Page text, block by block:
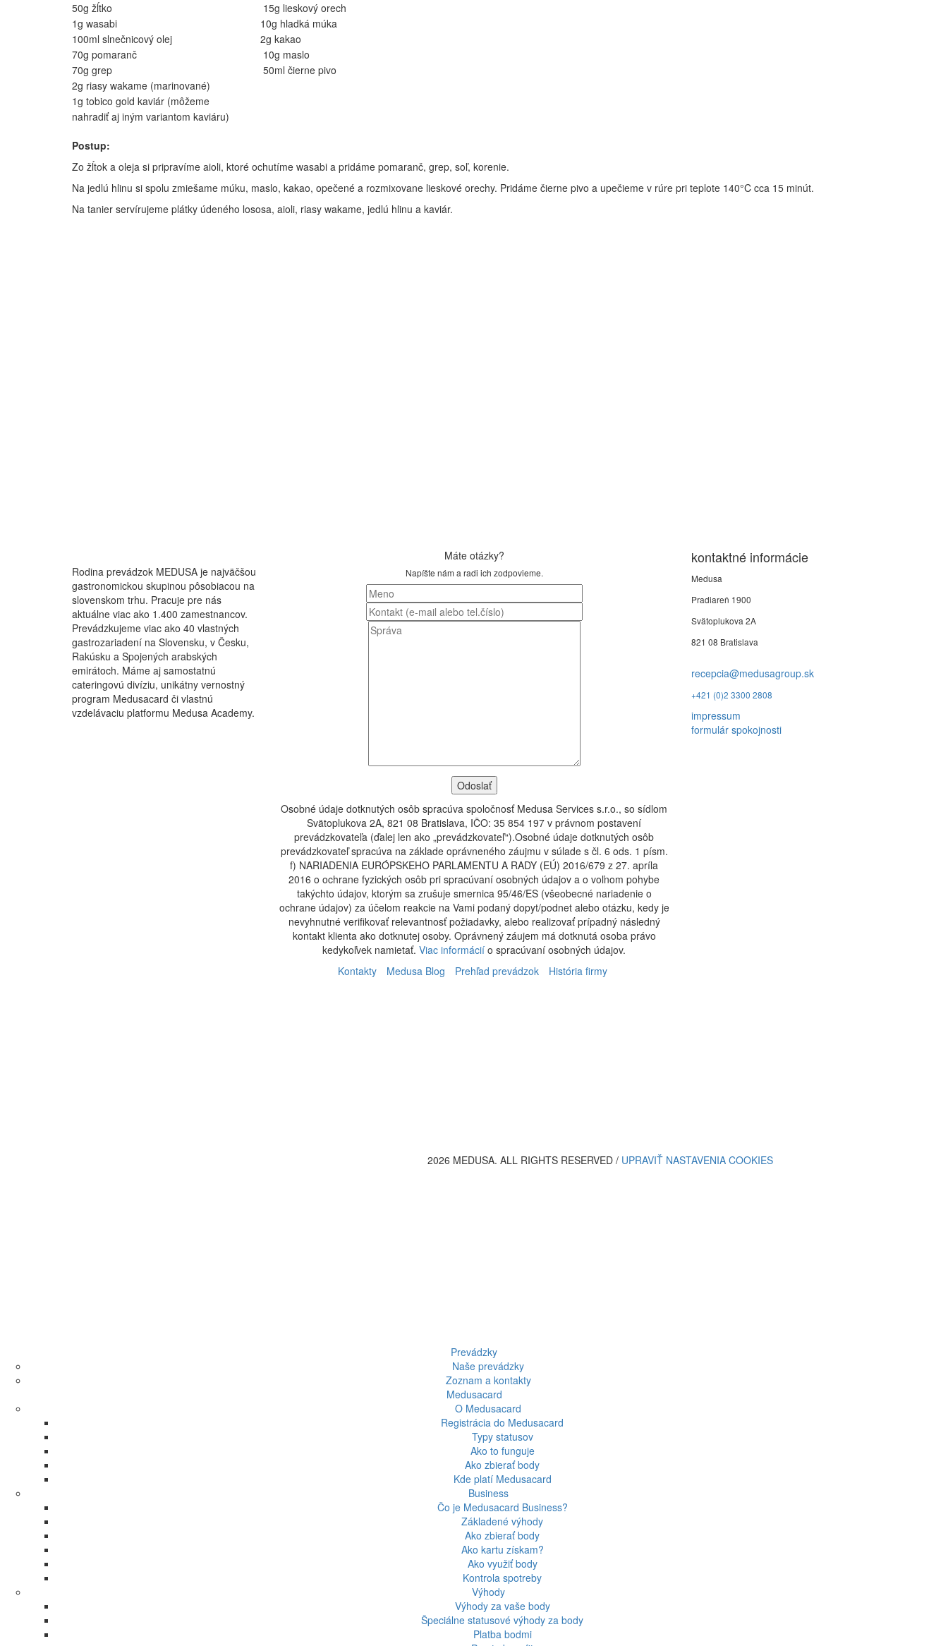
50g žĺtko ​
15g lieskový orech
1g wasabi
10g hladká múka
100ml slnečnicový olej
2g kakao
70g pomaranč
10g maslo
70g grep
50ml čierne pivo
2g riasy wakame (marinované)
1g tobico gold kaviár (môžeme
nahradiť aj iným variantom kaviáru)
Postup:
Zo žĺtok a oleja si pripravíme aioli, ktoré ochutíme wasabi a pridáme pomaranč, grep, soľ, korenie.
Na jedlú hlinu si spolu zmiešame múku, maslo, kakao, opečené a rozmixovane lieskové orechy. Pridáme čierne pivo a upečieme v rúre pri teplote 140°C cca 15 minút.
Na tanier servírujeme plátky údeného lososa, aioli, riasy wakame, jedlú hlinu a kaviár.
Rodina prevádzok MEDUSA je najväčšou
gastronomickou skupinou pôsobiacou na
slovenskom trhu. Pracuje pre nás
aktuálne viac ako 1.400 zamestnancov.
Prevádzkujeme viac ako 40 vlastných
gastrozariadení na Slovensku, v Česku,
Rakúsku a Spojených arabských
emirátoch. Máme aj samostatnú
cateringovú divíziu, unikátny vernostný
program Medusacard či vlastnú
vzdelávaciu platformu Medusa Academy.
Máte otázky?
Napíšte nám a radi ich zodpovieme.
Osobné údaje dotknutých osôb spracúva spoločnosť Medusa Services s.r.o., so sídlom
Svätoplukova 2A, 821 08 Bratislava, IČO: 35 854 197 v právnom postavení
prevádzkovateľa (ďalej len ako „prevádzkovateľ“).Osobné údaje dotknutých osôb
prevádzkovateľ spracúva na základe oprávneného záujmu v súlade s čl. 6 ods. 1 písm.
f) NARIADENIA EURÓPSKEHO PARLAMENTU A RADY (EÚ) 2016/679 z 27. apríla
2016 o ochrane fyzických osôb pri spracúvaní osobných údajov a o voľnom pohybe
takýchto údajov, ktorým sa zrušuje smernica 95/46/ES (všeobecné nariadenie o
ochrane údajov) za účelom reakcie na Vami podaný dopyt/podnet alebo otázku, kedy je
nevyhnutné verifikovať relevantnosť požiadavky, alebo realizovať prípadný následný
kontakt klienta ako dotknutej osoby. Oprávnený záujem má dotknutá osoba právo
kedykoľvek namietať. Viac informácií o spracúvaní osobných údajov.
Kontakty
Medusa Blog Prehľad prevádzok História firmy
kontaktné informácie
Medusa
Pradiareň 1900
Svätoplukova 2A
821 08 Bratislava
recepcia@medusagroup.sk
+421 (0)2 3300 2808
impressum
formulár spokojnosti
2026 MEDUSA. ALL RIGHTS RESERVED / UPRAVIŤ NASTAVENIA COOKIES
Prevádzky
Naše prevádzky
Zoznam a kontakty
Medusacard
O Medusacard
Registrácia do Medusacard
Typy statusov
Ako to funguje
Ako zbierať body
Kde platí Medusacard
Business
Čo je Medusacard Business?
Základené výhody
Ako zbierať body
Ako kartu získam?
Ako využiť body
Kontrola spotreby
Výhody
Výhody za vaše body
Špeciálne statusové výhody za body
Platba bodmi